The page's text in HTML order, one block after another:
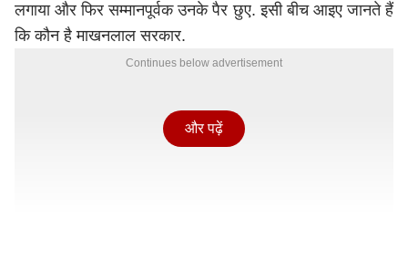
लगाया और फिर सम्मानपूर्वक उनके पैर छुए. इसी बीच आइए जानते हैं
कि कौन है माखनलाल सरकार.
Continues below advertisement
और पढ़ें